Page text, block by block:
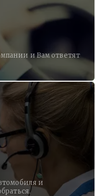
и Вам ответят
и